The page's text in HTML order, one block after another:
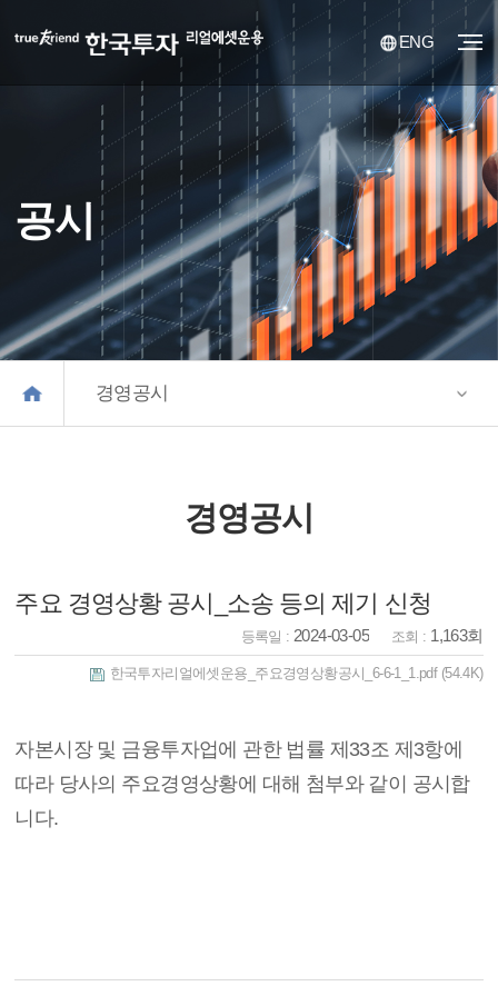
ENG
공시
경영공시
경영공시
주요 경영상황 공시_소송 등의 제기 신청
등록일 : 2024-03-05 조회 : 1,163회
한국투자리얼에셋운용_주요경영상황공시_6-6-1_1.pdf(54.4K)
자본시장 및 금융투자업에 관한 법률 제33조 제3항에
따라 당사의 주요경영상황에 대해 첨부와 같이 공시합
니다.